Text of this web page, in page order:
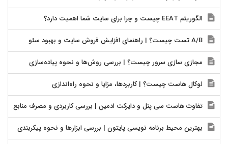
الگوریتم EEAT چیست و چرا برای سایت شما اهمیت دارد؟
مجازی سازی سرور چیست؟ | بررسی روش‌ها و نحوه پیاده‌سازی
لوکال هاست چیست؟ | کاربردها، مزایا و نحوه راه‌اندازی
تفاوت هاست سی پنل و دایرکت ادمین | بررسی کاربردی و مصرف منابع
بهترین محیط برنامه نویسی پایتون | بررسی ابزارها و نحوه پیکربندی